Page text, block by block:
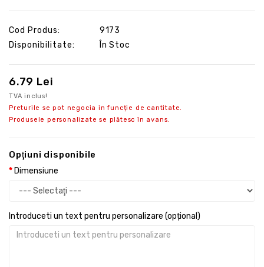
Cod Produs:
9173
Disponibilitate:
În Stoc
6.79 Lei
TVA inclus!
Preturile se pot negocia in funcție de cantitate.
Produsele personalizate se plătesc în avans.
Opţiuni disponibile
Dimensiune
Introduceti un text pentru personalizare (opțional)